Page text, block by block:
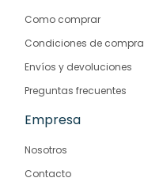
Como comprar
Condiciones de compra
Envíos y devoluciones
Preguntas frecuentes
Empresa
Nosotros
Contacto